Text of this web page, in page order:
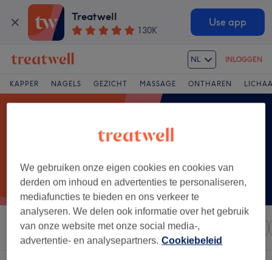
Treatwell
130K
Use app
NL INLOGGEN
KAPPER NAGELS GEZICHT MASSAGE ONTHAREN
Sorteer op Elke prijs Salons Expresaanbiedingen
We gebruiken onze eigen cookies en cookies van
derden om inhoud en advertenties te personaliseren,
mediafuncties te bieden en ons verkeer te
analyseren. We delen ook informatie over het gebruik
van onze website met onze social media-,
advertentie- en analysepartners. Cookiebeleid